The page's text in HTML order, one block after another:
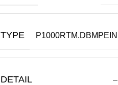
TYPE P1000RTM.DBMPEIN
DETAIL –